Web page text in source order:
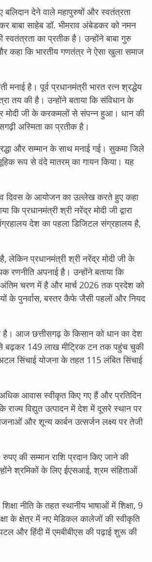
देने वाले महापुरुषों और स्वतंत्रता
बाबा साहेब डॉ. भीमराव अंबेडकर को नमन
का प्रतीक है। उन्होंने बाबा गुरु
कहा कि भारतीय गणतंत्र ने ऐसा खुला समाज
है। पूर्व प्रधानमंत्री भारत रत्न श्रद्धेय
तय की है। उन्होंने बताया कि संविधान के
मोदी जी के करकमलों से संपन्न हुआ। धान की
अस्मिता का प्रतीक है।
और सम्मान के साथ मनाई गई। सुकमा जिले
रूप से वंदे मातरम् का गायन किया। यह
दिवस के आयोजन का उल्लेख करते हुए कहा
प्रधानमंत्री श्री नरेंद्र मोदी जी द्वारा
देश का पहला डिजिटल संग्रहालय है,
लेकिन प्रधानमंत्री श्री नरेंद्र मोदी जी के
रणनीति अपनाई है। उन्होंने बताया कि
चरण में है और मार्च 2026 तक प्रदेश को
के पुनर्वास, बस्तर कैफे जैसी पहलों और नियद
है। आज छत्तीसगढ़ के किसान को धान का देश
से बढ़कर 149 लाख मीट्रिक टन तक पहुंच चुकी
सिंचाई योजना के तहत 115 लंबित सिंचाई
आवास स्वीकृत किए गए हैं और प्रतिदिन
राज्य विद्युत उत्पादन में देश में दूसरे स्थान पर
और शून्य कार्बन उत्सर्जन लक्ष्य पर तेजी
की सम्मान राशि प्रदान किए जाने की
श्रमिकों के लिए ईएसआई, श्रम संहिताओं
नीति के तहत स्थानीय भाषाओं में शिक्षा, 9
के क्षेत्र में नए मेडिकल कालेजों की स्वीकृति
और हिंदी में एमबीबीएस की पढ़ाई शुरू की